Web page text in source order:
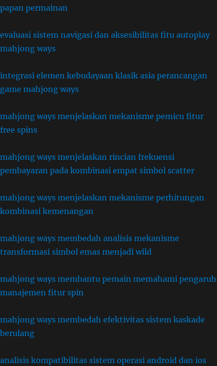
papan permainan
evaluasi sistem navigasi dan aksesibilitas fitu autoplay
mahjong ways
integrasi elemen kebudayaan klasik asia perancangan
game mahjong ways
mahjong ways menjelaskan mekanisme pemicu fitur
free spins
mahjong ways menjelaskan rincian frekuensi
pembayaran pada kombinasi empat simbol scatter
mahjong ways menjelaskan mekanisme perhitungan
kombinasi kemenangan
mahjong ways membedah analisis mekanisme
transformasi simbol emas menjadi wild
mahjong ways membantu pemain memahami pengaruh
manajemen fitur spin
mahjong ways membedah efektivitas sistem kaskade
berulang
analisis kompatibilitas sistem operasi android dan ios